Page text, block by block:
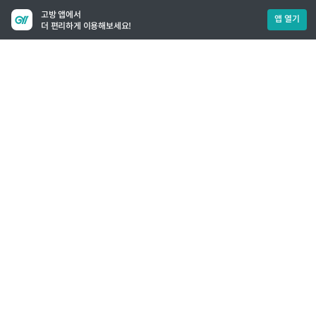
고방 앱에서
더 편리하게 이용해보세요!
앱 열기